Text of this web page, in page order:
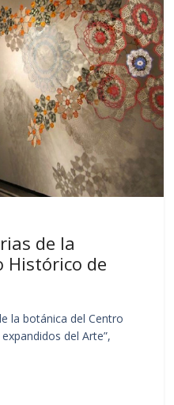
de la
Histórico de
la botánica del Centro
del Arte”,